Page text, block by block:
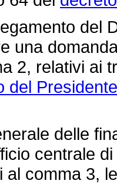
del
una
2, relativi ai
del
delle
centrale
al comma 3,